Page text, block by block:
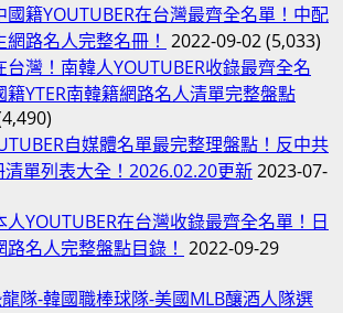
國籍YOUTUBER在台灣最齊全名單！中配
路名人完整名冊！ 2022-09-02(5,033)
灣！南韓人YOUTUBER收錄最齊全名
籍YTER南韓籍網路名人清單完整盤點
自媒體名單最完整理盤點！反中共
清單列表大全！2026.02.20更新2023-07-
人YOUTUBER在台灣收錄最齊全名單！日
名人完整盤點目錄！ 2022-09-29
隊-韓國職棒球隊-美國MLB釀酒人隊選